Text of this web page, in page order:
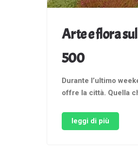
Arte e flora
500
Durante l’ultimo
offre la città. Quella
leggi di più